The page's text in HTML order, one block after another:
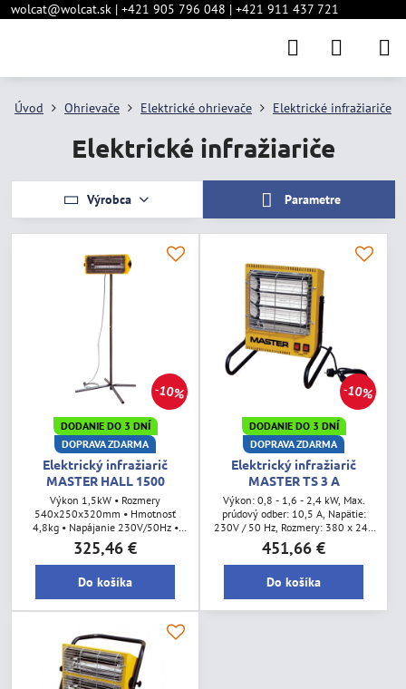
wolcat@wolcat.sk | +421 905 796 048 | +421 911 437 721
Úvod Ohrievače Elektrické ohrievače Elektrické infražiariče
Elektrické infražiariče
Výrobca Parametre
10%
DODANIE DO 3 DNÍ
DOPRAVA ZDARMA
Elektrický infražiarič
MASTER HALL 1500
Výkon 1,5kW • Rozmery
540x250x320mm • Hmotnosť
4,8kg • Napájanie 230V/50Hz •
Max. prúdový odber 6,5 A • Na
prianie je možné k ohrievaču dodať
aj stojan
325,46 €
Do košíka
10%
DODANIE DO 3 DNÍ
DOPRAVA ZDARMA
Elektrický infražiarič
MASTER TS 3 A
Výkon: 0,8 - 1,6 - 2,4 kW, Max.
prúdový odber: 10,5 A, Napätie:
230V / 50 Hz, Rozmery: 380 x 240
x 460 mm, Hmotnosť: 7,4 kg
451,66 €
Do košíka